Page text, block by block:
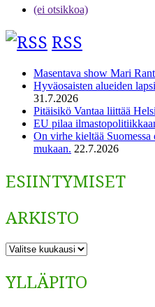
(ei otsikkoa)
RSS
Masentava show Mari
Hyväosaisten alueiden
31.7.2026
Pitäisikö Vantaa liittää
EU pilaa
On virhe kieltää Suomessa
mukaan. 22.7.2026
ESIINTYMISET
ARKISTO
ARKISTO
YLLÄPITO